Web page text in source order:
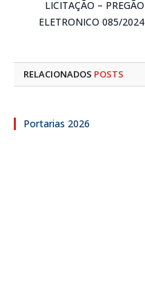
LICITAÇÃO – PREGÃO
ELETRONICO 085/2024
RELACIONADOS POSTS
Portarias 2026